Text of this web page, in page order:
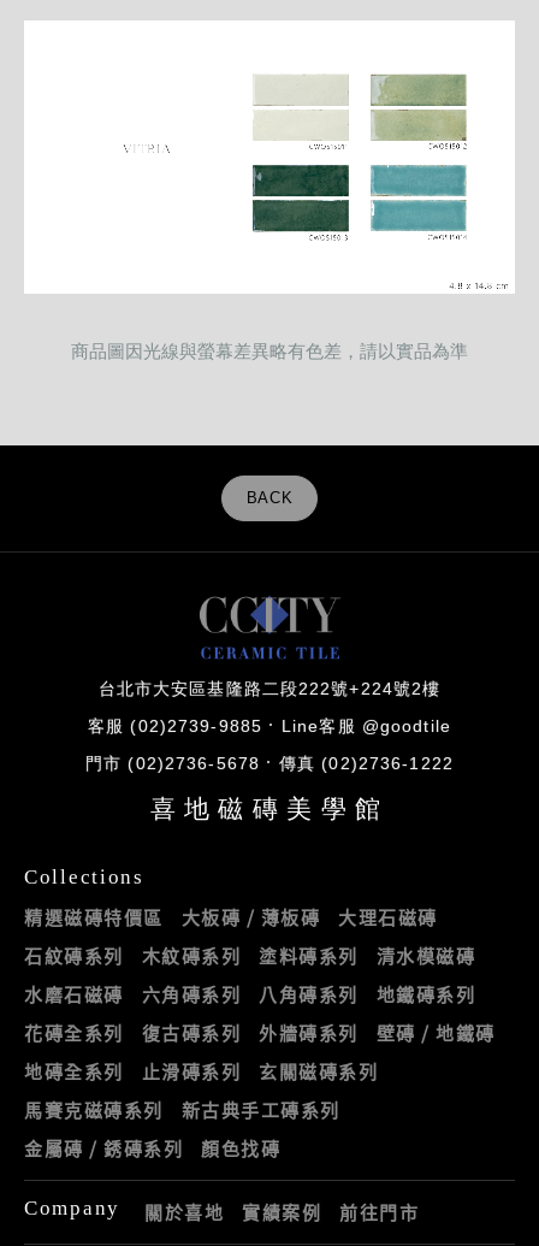
商品圖因光線與螢幕差異略有色差，請以實品為準
BACK
台北市大安區基隆路二段222號+224號2樓
客服 (02)2739-9885 Line客服 @goodtile
門市 (02)2736-5678 傳真 (02)2736-1222
喜地磁磚美學館
Collections
精選磁磚特價區 大板磚 / 薄板磚
大理石磁磚
石紋磚系列
木紋磚系列 塗料磚系列
清水模磁磚
水磨石磁磚
六角磚系列 八角磚系列
地鐵磚系列
花磚全系列
復古磚系列 外牆磚系列
壁磚 / 地鐵磚
地磚全系列
止滑磚系列
玄關磁磚系列
馬賽克磁磚系列
新古典手工磚系列
金屬磚 / 銹磚系列
顏色找磚
Company 關於喜地 實績案例 前往門市